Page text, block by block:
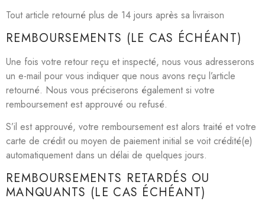
Tout article retourné plus de 14 jours après sa livraison
REMBOURSEMENTS (LE CAS ÉCHÉANT)
Une fois votre retour reçu et inspecté, nous vous adresserons
un e-mail pour vous indiquer que nous avons reçu l’article
retourné. Nous vous préciserons également si votre
remboursement est approuvé ou refusé.
S’il est approuvé, votre remboursement est alors traité et votre
carte de crédit ou moyen de paiement initial se voit crédité(e)
automatiquement dans un délai de quelques jours.
REMBOURSEMENTS RETARDÉS OU
MANQUANTS (LE CAS ÉCHÉANT)